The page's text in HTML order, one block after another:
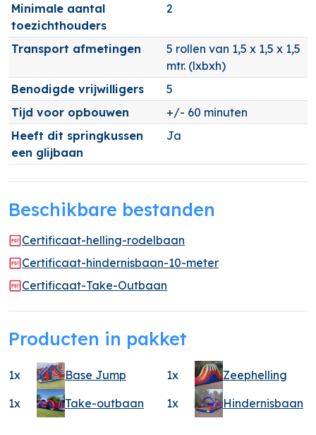
Minimale aantal
toezichthouders
2
Transport afmetingen
5 rollen van 1,5 x 1,5 x 1,5
mtr. (lxbxh)
Benodigde vrijwilligers
5
Tijd voor opbouwen
+/- 60 minuten
Heeft dit springkussen
een glijbaan
Ja
Beschikbare bestanden
Certificaat-helling-rodelbaan
Certificaat-hindernisbaan-10-meter
Certificaat-Take-Outbaan
Producten in pakket
1x Base Jump 1x
Zeephelling
1x
Take-outbaan 1x Hindernisbaan